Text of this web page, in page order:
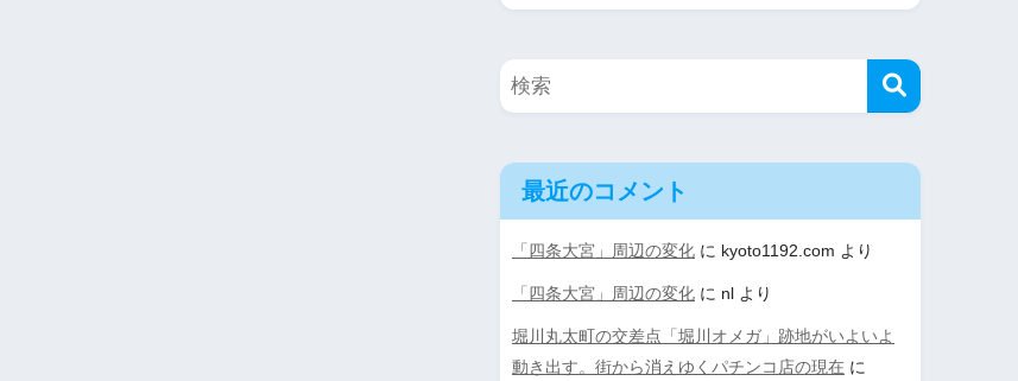
最近のコメント
「四条大宮」周辺の変化 に kyoto1192.com より
「四条大宮」周辺の変化 に nl より
堀川丸太町の交差点「堀川オメガ」跡地がいよいよ
動き出す。街から消えゆくパチンコ店の現在 に